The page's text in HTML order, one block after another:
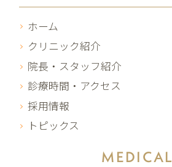
ホーム
クリニック紹介
院長・スタッフ紹介
診療時間・アクセス
採用情報
トピックス
MEDICAL